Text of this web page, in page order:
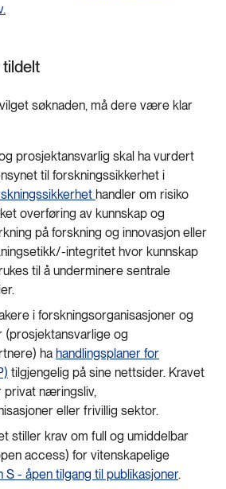
tildelt
søknaden, må dere være klar
prosjektansvarlig skal ha vurdert
til forskningssikkerhet i
handler om risiko
overføring av kunnskap og
på forskning og innovasjon eller
integritet hvor kunnskap
til å underminere sentrale
i forskningsorganisasjoner og
(prosjektansvarlige og
ha handlingsplaner for
tilgjengelig på sine nettsider. Kravet
privat næringsliv,
eller frivillig sektor.
stiller krav om full og umiddelbar
access) for vitenskapelige
S - åpen tilgang til publikasjoner.